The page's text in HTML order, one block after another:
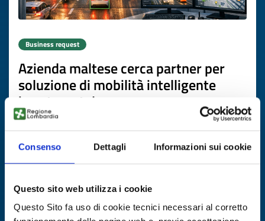
Consenso Dettagli Informazioni sui cookie
Questo sito web utilizza i cookie
Questo Sito fa uso di cookie tecnici necessari al corretto
Business request
Azienda maltese cerca partner per
soluzione di mobilità intelligente
basata su telecamere
ID: BRMT20260504027